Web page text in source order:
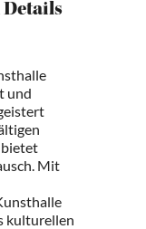
und
Mit
kulturellen